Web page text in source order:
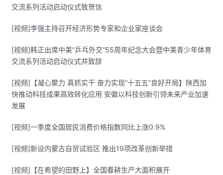
交流系列活动启动仪式致贺信
[视频]李强主持召开经济形势专家和企业家座谈会
[视频]韩正出席中美“乒乓外交”55周年纪念大会暨中美青少年体育
交流系列活动启动仪式并致辞
[视频]【凝心聚力 真抓实干 奋力实现“十五五”良好开局】陕西加
快推动科技成果高效转化应用 安徽以科技创新引领未来产业加速
发展
[视频]一季度全国居民消费价格指数同比上涨0.9%
[视频]新设内蒙古自贸试验区 推出19项改革创新举措
[视频]【在希望的田野上】全国春耕生产大面积展开